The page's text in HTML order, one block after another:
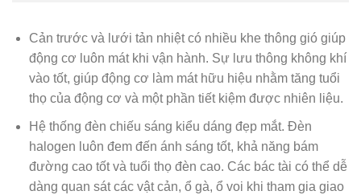
Cản trước và lưới tản nhiệt có nhiều khe thông gió giúp
động cơ luôn mát khi vận hành. Sự lưu thông không khí
vào tốt, giúp động cơ làm mát hữu hiệu nhằm tăng tuổi
thọ của động cơ và một phần tiết kiệm được nhiên liệu.
Hệ thống đèn chiếu sáng kiểu dáng đẹp mắt. Đèn
halogen luôn đem đến ánh sáng tốt, khả năng bám
đường cao tốt và tuổi thọ đèn cao. Các bác tài có thể dễ
dàng quan sát các vật cản, ổ gà, ổ voi khi tham gia giao